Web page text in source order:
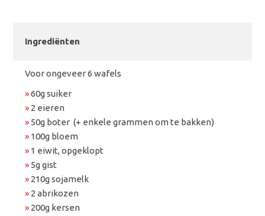
Ingrediënten
Voor ongeveer 6 wafels
»60g suiker
» 2 eieren
» 50g boter (+ enkele grammen om te bakken)
» 100g bloem
» 1 eiwit, opgeklopt
» 5g gist
» 210g sojamelk
» 2 abrikozen
» 200g kersen